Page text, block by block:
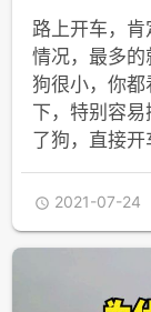
路上开车，
情况，最多
狗很小，你
下，特别容易
了狗，直接开
 2021-07-24